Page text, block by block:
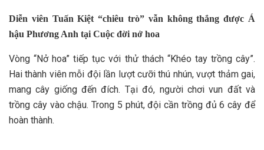
Diễn viên Tuấn Kiệt “chiêu trò” vẫn không thắng được Á
hậu Phương Anh tại Cuộc đời nở hoa
Vòng “Nở hoa” tiếp tục với thử thách “Khéo tay trồng cây”.
Hai thành viên mỗi đội lần lượt cưỡi thú nhún, vượt thảm gai,
mang cây giống đến đích. Tại đó, người chơi vun đất và
trồng cây vào chậu. Trong 5 phút, đội cần trồng đủ 6 cây để
hoàn thành.